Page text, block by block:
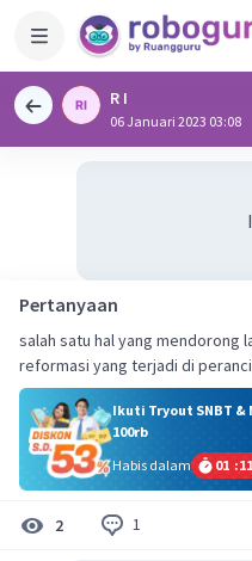
R I
06 Januari 2023 03:08
Pertanyaan
salah satu hal yang mendorong
reformasi yang terjadi di
Ikuti Tryout SNBT &
100rb
Habis dalam
01 :11
2 1